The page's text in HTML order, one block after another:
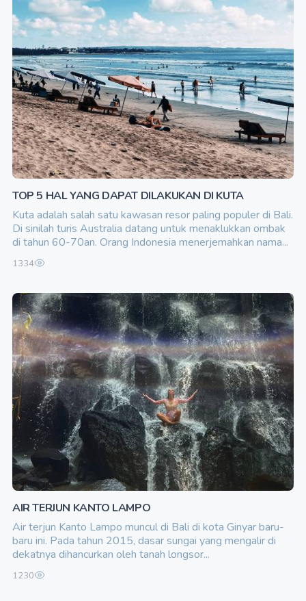
TOP 5 HAL YANG DAPAT DILAKUKAN DI KUTA
Kuta adalah salah satu kawasan resor paling populer di Bali.
Di sinilah turis Australia datang untuk menaklukkan ombak
di tahun 60-70an. Orang Indonesia menerjemahkan nama...
1334
AIR TERJUN KANTO LAMPO
Air terjun Kanto Lampo muncul di Bali di kota Ginyar baru-
baru ini. Pada tahun 2015, dasar sungai yang mengalir di
dekatnya dihancurkan oleh tanah longsor...
1230